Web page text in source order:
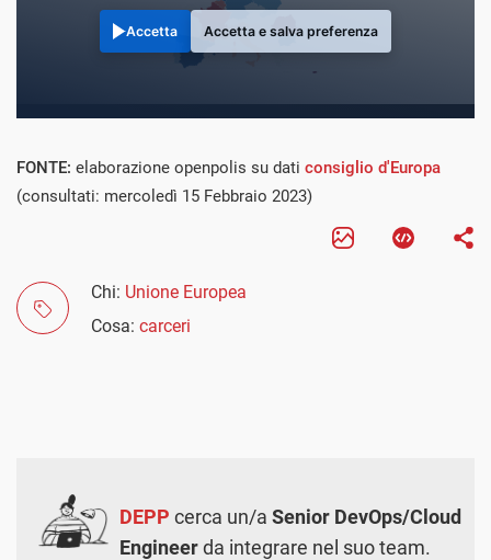
Accetta Accetta e salva preferenza
FONTE: elaborazione openpolis su dati consiglio d'Europa
(consultati: mercoledì 15 Febbraio 2023)
Chi: Unione Europea
Cosa: carceri
DEPP cerca un/a Senior DevOps/Cloud
Engineerda integrare nel suo team.